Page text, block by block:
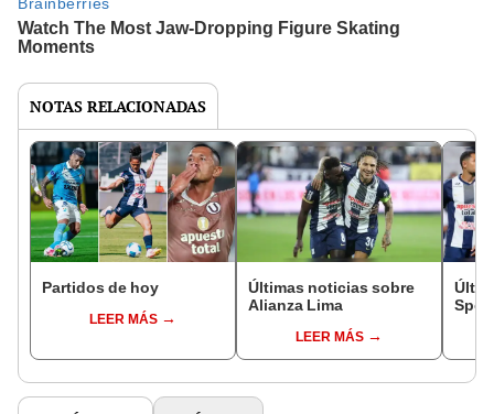
NOTAS RELACIONADAS
Partidos de hoy
LEER MÁS
Últimas noticias sobre
Alianza Lima
LEER MÁS